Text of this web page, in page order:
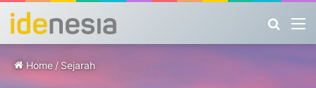
Home / Sejarah